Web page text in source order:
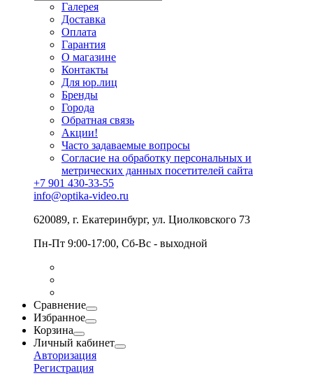
Галерея
Доставка
Оплата
Гарантия
О магазине
Контакты
Для юр.лиц
Бренды
Города
Обратная связь
Акции!
Часто задаваемые вопросы
Согласие на обработку персональных и
метрических данных посетителей сайта
+7 901 430-33-55
info@optika-video.ru
620089, г. Екатеринбург, ул. Циолковского 73
Пн-Пт 9:00-17:00, Сб-Вс - выходной
Сравнение
Избранное
Корзина
Личный кабинет
Авторизация
Регистрация